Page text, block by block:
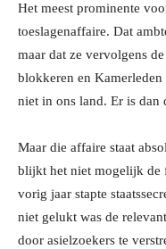
Het meest prominente
toeslagenaffaire. Dat
maar dat ze vervolgens
blokkeren en
niet in ons land. Er is dan
Maar die affaire staat
blijkt het niet mogelijk de
vorig jaar stapte
niet gelukt was de
door asielzoekers te